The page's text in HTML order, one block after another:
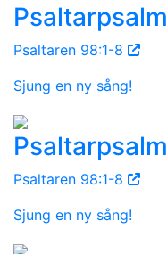
Psaltarpsalm
Psaltaren 98:1-8
Sjung en ny sång!
Psaltarpsalm
Psaltaren 98:1-8
Sjung en ny sång!